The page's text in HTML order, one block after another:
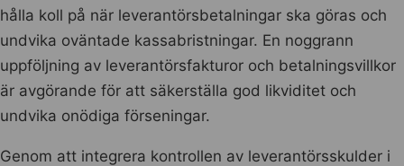
hålla koll på när leverantörsbetalningar ska göras och
undvika oväntade kassabristningar. En noggrann
uppföljning av leverantörsfakturor och betalningsvillkor
är avgörande för att säkerställa god likviditet och
undvika onödiga förseningar.
Genom att integrera kontrollen av leverantörsskulder i